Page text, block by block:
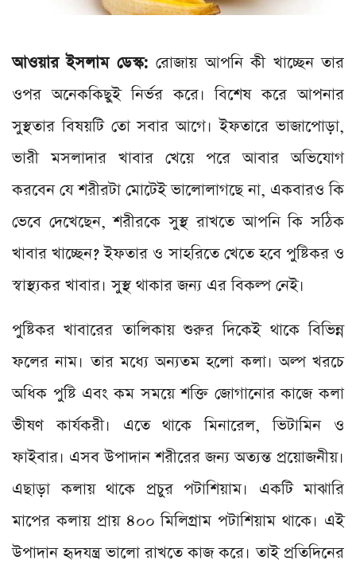
আওয়ার ইসলাম ডেস্ক: রোজায় আপনি কী খাচ্ছেন তার
ওপর অনেককিছুই নির্ভর করে। বিশেষ করে আপনার
সুস্থতার বিষয়টি তো সবার আগে। ইফতারে ভাজাপোড়া,
ভারী মসলাদার খাবার খেয়ে পরে আবার অভিযোগ
করবেন যে শরীরটা মোটেই ভালোলাগছে না, একবারও কি
ভেবে দেখেছেন, শরীরকে সুস্থ রাখতে আপনি কি সঠিক
খাবার খাচ্ছেন? ইফতার ও সাহরিতে খেতে হবে পুষ্টিকর ও
স্বাস্থ্যকর খাবার। সুস্থ থাকার জন্য এর বিকল্প নেই।
পুষ্টিকর খাবারের তালিকায় শুরুর দিকেই থাকে বিভিন্ন
ফলের নাম। তার মধ্যে অন্যতম হলো কলা। অল্প খরচে
অধিক পুষ্টি এবং কম সময়ে শক্তি জোগানোর কাজে কলা
ভীষণ কার্যকরী। এতে থাকে মিনারেল, ভিটামিন ও
ফাইবার। এসব উপাদান শরীরের জন্য অত্যন্ত প্রয়োজনীয়।
এছাড়া কলায় থাকে প্রচুর পটাশিয়াম। একটি মাঝারি
মাপের কলায় প্রায় ৪০০ মিলিগ্রাম পটাশিয়াম থাকে। এই
উপাদান হৃদযন্ত্র ভালো রাখতে কাজ করে। তাই প্রতিদিনের